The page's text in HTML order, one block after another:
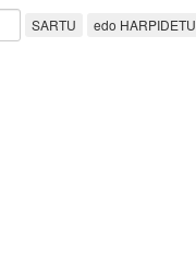
SARTU edo HARPIDETU